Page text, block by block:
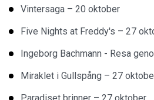
Vintersaga – 20 oktober
Five Nights at Freddy's – 27
Ingeborg Bachmann - Resa
Miraklet i Gullspång – 27